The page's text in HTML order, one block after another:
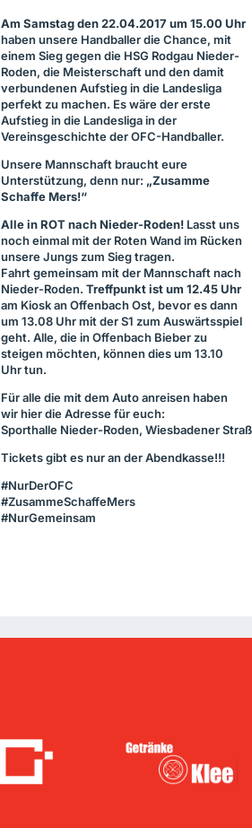
Am Samstag den 22.04.2017 um 15.00 Uhr
haben unsere Handballer die Chance, mit
einem Sieg gegen die HSG Rodgau Nieder-
Roden, die Meisterschaft und den damit
verbundenen Aufstieg in die Landesliga
perfekt zu machen. Es wäre der erste
Aufstieg in die Landesliga in der
Vereinsgeschichte derOFC-Handballer.
Unsere Mannschaft braucht eure
Unterstützung, denn nur: „Zusamme
Schaffe Mers!“
Alle inROTnach Nieder-Roden! Lasst uns
noch einmal mit der Roten Wand im Rücken
unsere Jungs zum Sieg tragen.
Fahrt gemeinsam mit der Mannschaft nach
Nieder-Roden. Treffpunkt ist um 12.45 Uhr
am Kiosk an Offenbach Ost, bevor es dann
um 13.08 Uhr mit der S1 zum Auswärtsspiel
geht. Alle, die in Offenbach Bieber zu
steigen möchten, können dies um 13.10
Uhr tun.
Für alle die mit dem Auto anreisen haben
wir hier die Adresse für euch:
Sporthalle Nieder-Roden, Wiesbadener
Tickets gibt es nur an der Abendkasse!!!
#NurDerOFC
#ZusammeSchaffeMers
#NurGemeinsam